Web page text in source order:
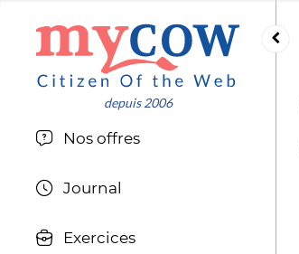
Nos offres
Journal
Exercices